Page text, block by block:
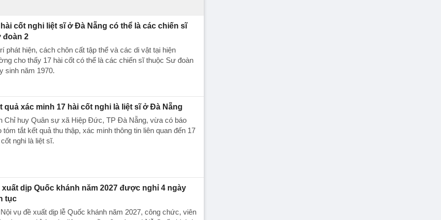
cốt nghi liệt sĩ ở Đà Nẵng có thể là các chiến sĩ
đoàn 2
phát hiện, cách chôn cất tập thể và các di vật tại hiện
cho thấy 17 hài cốt có thể là các chiến sĩ thuộc Sư đoàn
sinh năm 1970.
quả xác minh 17 hài cốt nghi là liệt sĩ ở Đà Nẵng
Chỉ huy Quân sự xã Hiệp Đức, TP Đà Nẵng, vừa có báo
tóm tắt kết quả thu thập, xác minh thông tin liên quan đến 17
nghi là liệt sĩ.
dịp Quốc khánh năm 2027 được nghỉ 4 ngày
tục
vụ đề xuất dịp lễ Quốc khánh năm 2027, công chức, viên